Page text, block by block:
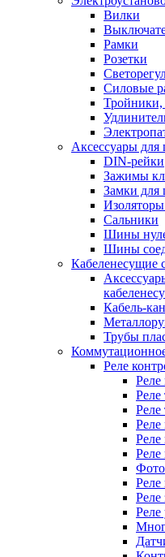
Вилки
Рамки
Розетки
Силовые
Тройники,
Аксессуары
DIN-рейки
Зажимы
Замки для
Сальники
Шины
Шины
Кабеленесущие
Кабель-
Трубы
Реле
Реле
Реле
Реле
Реле
Реле
Реле
Реле